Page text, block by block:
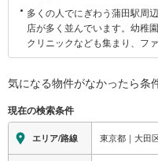
情
報
多くの人でにぎわう蒲田駅周
店が多く並んでいます。幼稚
クリニックなども集まり、フ
気になる物件がなかったら条
現在の検索条件
エリア/路線 東京都｜大田